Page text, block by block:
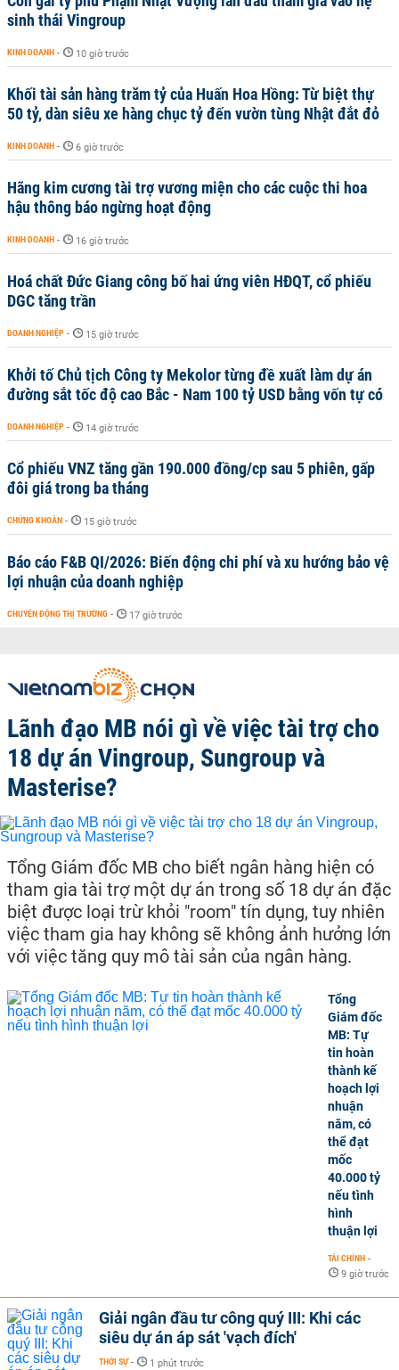
sinh thái Vingroup
KINH DOANH - 10 giờ trước
Khối tài sản hàng trăm tỷ của Huấn Hoa Hồng: Từ biệt thự
50 tỷ, dàn siêu xe hàng chục tỷ đến vườn tùng Nhật đắt đỏ
KINH DOANH - 6 giờ trước
Hãng kim cương tài trợ vương miện cho các cuộc thi hoa
hậu thông báo ngừng hoạt động
KINH DOANH - 16 giờ trước
Hoá chất Đức Giang công bố hai ứng viên HĐQT, cổ phiếu
DGC tăng trần
DOANH NGHIỆP - 15 giờ trước
Khởi tố Chủ tịch Công ty Mekolor từng đề xuất làm dự án
đường sắt tốc độ cao Bắc - Nam 100 tỷ USD bằng vốn tự có
DOANH NGHIỆP - 14 giờ trước
Cổ phiếu VNZ tăng gần 190.000 đồng/cp sau 5 phiên, gấp
đôi giá trong ba tháng
CHỨNG KHOÁN - 15 giờ trước
Báo cáo F&B QI/2026: Biến động chi phí và xu hướng bảo vệ
lợi nhuận của doanh nghiệp
CHUYỂN ĐỘNG THỊ TRƯỜNG - 17 giờ trước
Lãnh đạo MB nói gì về việc tài trợ cho
18 dự án Vingroup, Sungroup và
Masterise?
Tổng Giám đốc MB cho biết ngân hàng hiện có
tham gia tài trợ một dự án trong số 18 dự án đặc
biệt được loại trừ khỏi "room" tín dụng, tuy nhiên
việc tham gia hay không sẽ không ảnh hưởng lớn
với việc tăng quy mô tài sản của ngân hàng.
Tổng
Giám đốc
MB: Tự
tin hoàn
thành kế
hoạch lợi
nhuận
năm, có
thể đạt
mốc
40.000 tỷ
nếu tình
hình
thuận lợi
TÀI CHÍNH -
9 giờ trước
Giải ngân đầu tư công quý III: Khi các
siêu dự án áp sát 'vạch đích'
THỜI SỰ - 1 phút trước